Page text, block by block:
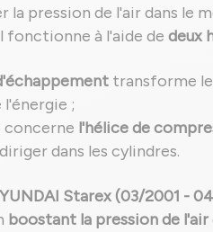
la pression de l'air dans le
fonctionne à l'aide de deux
transforme
;
concerne l'hélice de
dans les cylindres.
Starex (03/2001 -
boostant la pression de l'air